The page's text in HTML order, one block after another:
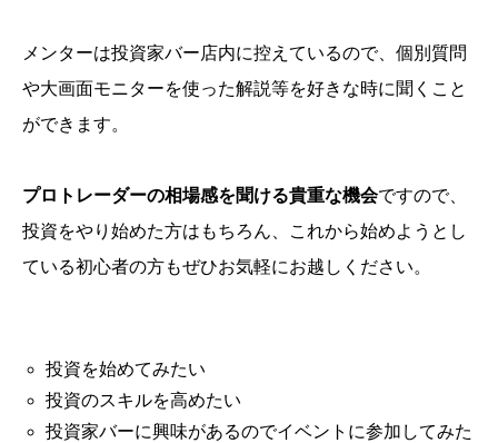
メンターは投資家バー店内に控えているので、個別質問
や大画面モニターを使った解説等を好きな時に聞くこと
ができます。
プロトレーダーの相場感を聞ける貴重な機会ですので、
投資をやり始めた方はもちろん、これから始めようとし
ている初心者の方もぜひお気軽にお越しください。
投資を始めてみたい
投資のスキルを高めたい
投資家バーに興味があるのでイベントに参加してみた